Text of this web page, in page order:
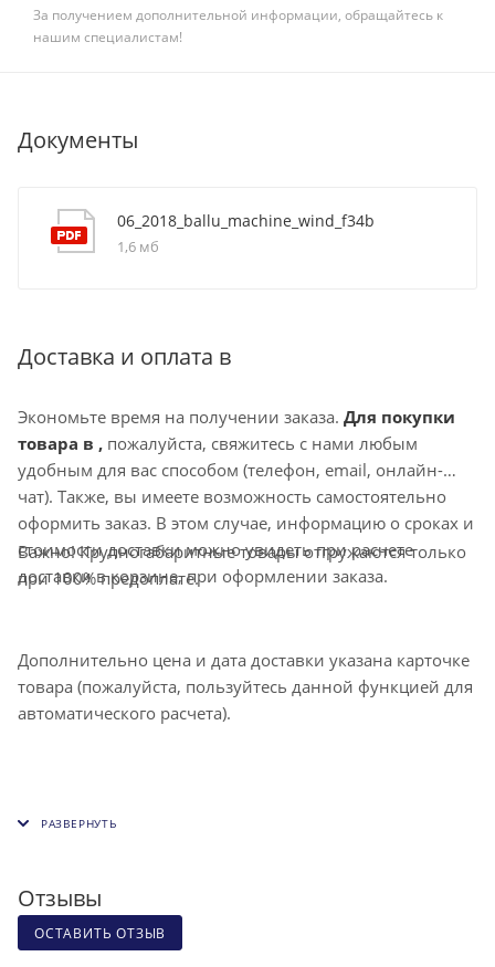
За получением дополнительной информации, обращайтесь к
нашим специалистам!
Документы
06_2018_ballu_machine_wind_f34b
1,6 мб
Доставка и оплата в
Экономьте время на получении заказа. Для покупки
товара в , пожалуйста, свяжитесь с нами любым
удобным для вас способом (телефон, email, онлайн-
чат). Также, вы имеете возможность самостоятельно
оформить заказ. В этом случае, информацию о сроках и
стоимости доставки можно увидеть при расчете
доставки в корзине, при оформлении заказа.
Важно! Крупногабаритные товары отгружаются только
при 100% предоплате.
Дополнительно цена и дата доставки указана карточке
товара (пожалуйста, пользуйтесь данной функцией для
автоматического расчета).
Отзывы
ОСТАВИТЬ ОТЗЫВ